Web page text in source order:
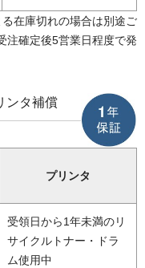
在庫切れの場合は別途ご
注確定後5営業日程度で発
ンタ補償
プリンタ
受領日から1年未満のリ
サイクルトナー・ドラ
ム使用中